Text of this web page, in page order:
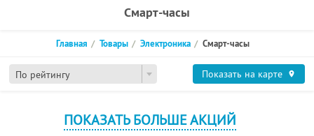
Смарт-часы
По рейтингу
Главная Товары Электроника Смарт-часы
Показать на карте
ПОКАЗАТЬ БОЛЬШЕ АКЦИЙ